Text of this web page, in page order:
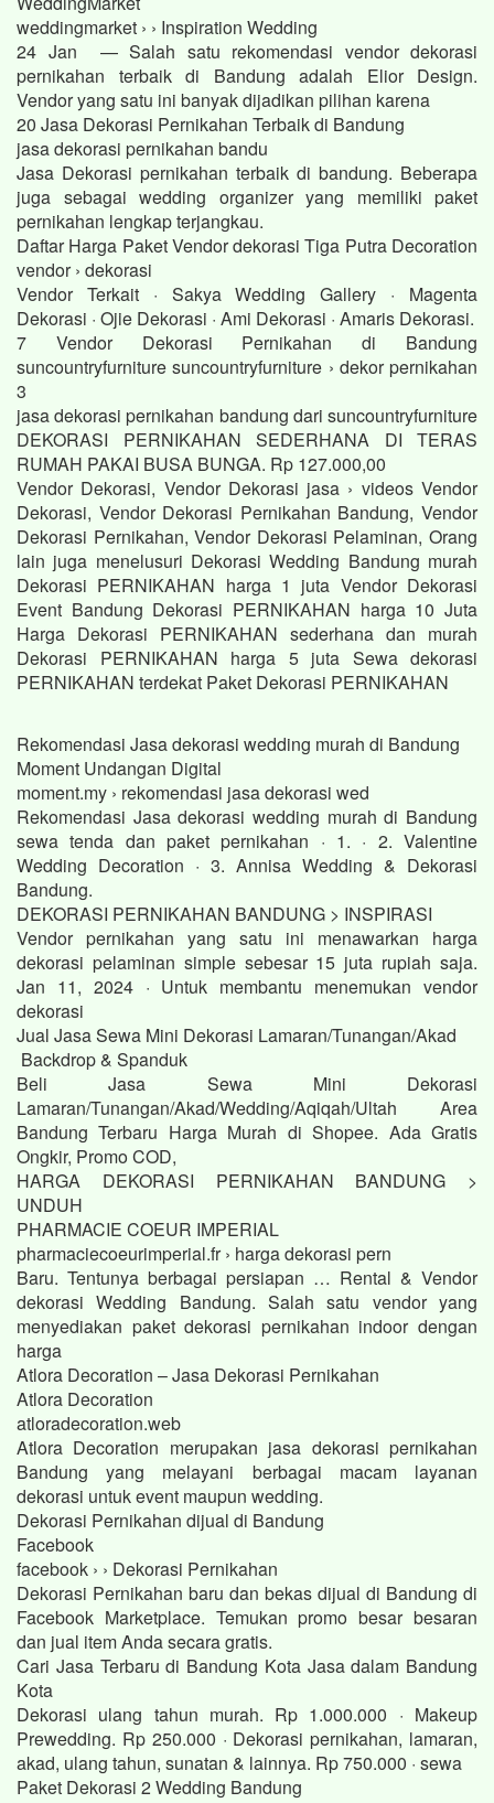
weddingmarket › › Inspiration Wedding
24 Jan — Salah satu rekomendasi vendor dekorasi
pernikahan terbaik di Bandung adalah Elior Design.
Vendor yang satu ini banyak dijadikan pilihan karena
20 Jasa Dekorasi Pernikahan Terbaik di Bandung
jasa dekorasi pernikahan bandu
Jasa Dekorasi pernikahan terbaik di bandung. Beberapa
juga sebagai wedding organizer yang memiliki paket
pernikahan lengkap terjangkau.
Daftar Harga Paket Vendor dekorasi Tiga Putra Decoration
vendor › dekorasi
Vendor Terkait · Sakya Wedding Gallery · Magenta
Dekorasi · Ojie Dekorasi · Ami Dekorasi · Amaris Dekorasi.
7 Vendor Dekorasi Pernikahan di Bandung
suncountryfurniture suncountryfurniture › dekor pernikahan
3
jasa dekorasi pernikahan bandung dari suncountryfurniture
DEKORASI PERNIKAHAN SEDERHANA DI TERAS
RUMAH PAKAI BUSA BUNGA. Rp 127.000,00
Vendor Dekorasi, Vendor Dekorasi jasa › videos Vendor
Dekorasi, Vendor Dekorasi Pernikahan Bandung, Vendor
Dekorasi Pernikahan, Vendor Dekorasi Pelaminan, Orang
lain juga menelusuri Dekorasi Wedding Bandung murah
Dekorasi PERNIKAHAN harga 1 juta Vendor Dekorasi
Event Bandung Dekorasi PERNIKAHAN harga 10 Juta
Harga Dekorasi PERNIKAHAN sederhana dan murah
Dekorasi PERNIKAHAN harga 5 juta Sewa dekorasi
PERNIKAHAN terdekat Paket Dekorasi PERNIKAHAN
Rekomendasi Jasa dekorasi wedding murah di Bandung
Moment Undangan Digital
moment.my › rekomendasi jasa dekorasi wed
Rekomendasi Jasa dekorasi wedding murah di Bandung
sewa tenda dan paket pernikahan · 1. · 2. Valentine
Wedding Decoration · 3. Annisa Wedding & Dekorasi
Bandung.
DEKORASI PERNIKAHAN BANDUNG > INSPIRASI
Vendor pernikahan yang satu ini menawarkan harga
dekorasi pelaminan simple sebesar 15 juta rupiah saja.
Jan 11, 2024 · Untuk membantu menemukan vendor
dekorasi
Jual Jasa Sewa Mini Dekorasi Lamaran/Tunangan/Akad
Backdrop & Spanduk
Beli Jasa Sewa Mini Dekorasi
Lamaran/Tunangan/Akad/Wedding/Aqiqah/Ultah Area
Bandung Terbaru Harga Murah di Shopee. Ada Gratis
Ongkir, Promo COD,
HARGA DEKORASI PERNIKAHAN BANDUNG >
UNDUH
PHARMACIE COEUR IMPERIAL
pharmaciecoeurimperial.fr › harga dekorasi pern
Baru. Tentunya berbagai persiapan … Rental & Vendor
dekorasi Wedding Bandung. Salah satu vendor yang
menyediakan paket dekorasi pernikahan indoor dengan
harga
Atlora Decoration – Jasa Dekorasi Pernikahan
Atlora Decoration
atloradecoration.web
Atlora Decoration merupakan jasa dekorasi pernikahan
Bandung yang melayani berbagai macam layanan
dekorasi untuk event maupun wedding.
Dekorasi Pernikahan dijual di Bandung
Facebook
facebook › › Dekorasi Pernikahan
Dekorasi Pernikahan baru dan bekas dijual di Bandung di
Facebook Marketplace. Temukan promo besar besaran
dan jual item Anda secara gratis.
Cari Jasa Terbaru di Bandung Kota Jasa dalam Bandung
Kota
Dekorasi ulang tahun murah. Rp 1.000.000 · Makeup
Prewedding. Rp 250.000 · Dekorasi pernikahan, lamaran,
akad, ulang tahun, sunatan & lainnya. Rp 750.000 · sewa
Paket Dekorasi 2 Wedding Bandung